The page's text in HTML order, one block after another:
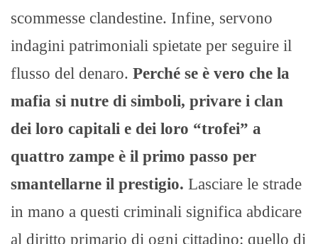
scommesse clandestine. Infine, servono
indagini patrimoniali spietate per seguire il
flusso del denaro. Perché se è vero che la
mafia si nutre di simboli, privare i clan
dei loro capitali e dei loro “trofei” a
quattro zampe è il primo passo per
smantellarne il prestigio. Lasciare le strade
in mano a questi criminali significa abdicare
al diritto primario di ogni cittadino: quello di